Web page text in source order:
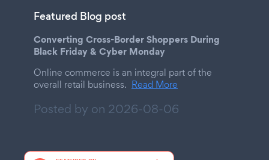
Featured Blog post
Converting Cross-Border Shoppers During
Black Friday & Cyber Monday
Online commerce is an integral part of the
overall retail business. Read More
Posted by on 2026-08-06